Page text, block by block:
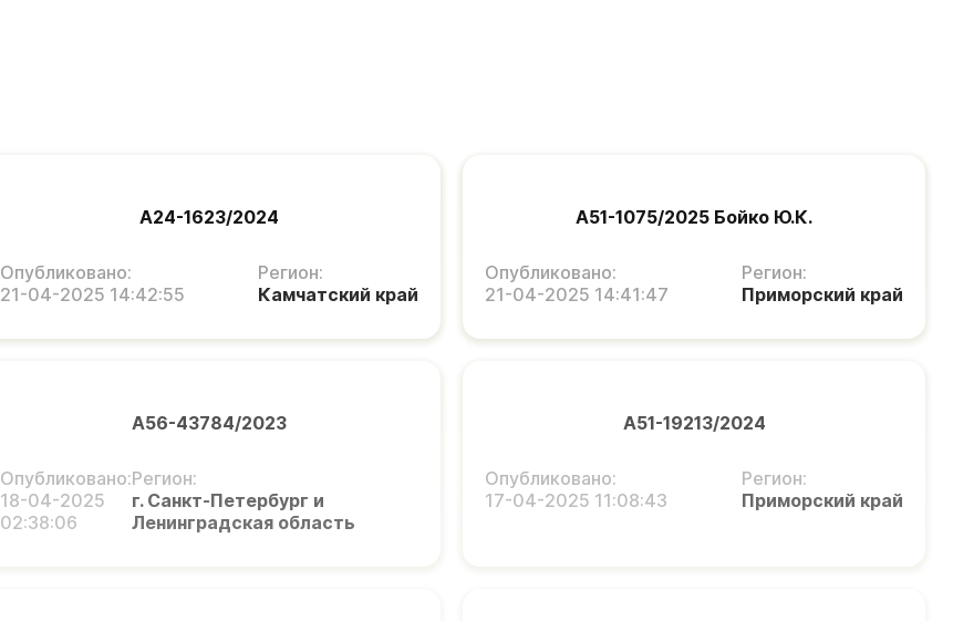
А24-1623/2024
Опубликовано:
21-04-2025 14:42:55
Регион:
Камчатский край
А51-1075/2025 Бойко Ю.К.
Опубликовано:
21-04-2025 14:41:47
Регион:
Приморский край
А56-43784/2023
Опубликовано:
18-04-2025
02:38:06
Регион:
г. Санкт-Петербург и
Ленинградская область
А51-19213/2024
Опубликовано:
17-04-2025 11:08:43
Регион:
Приморский край